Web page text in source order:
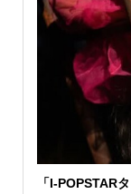
「I-POPSTAR